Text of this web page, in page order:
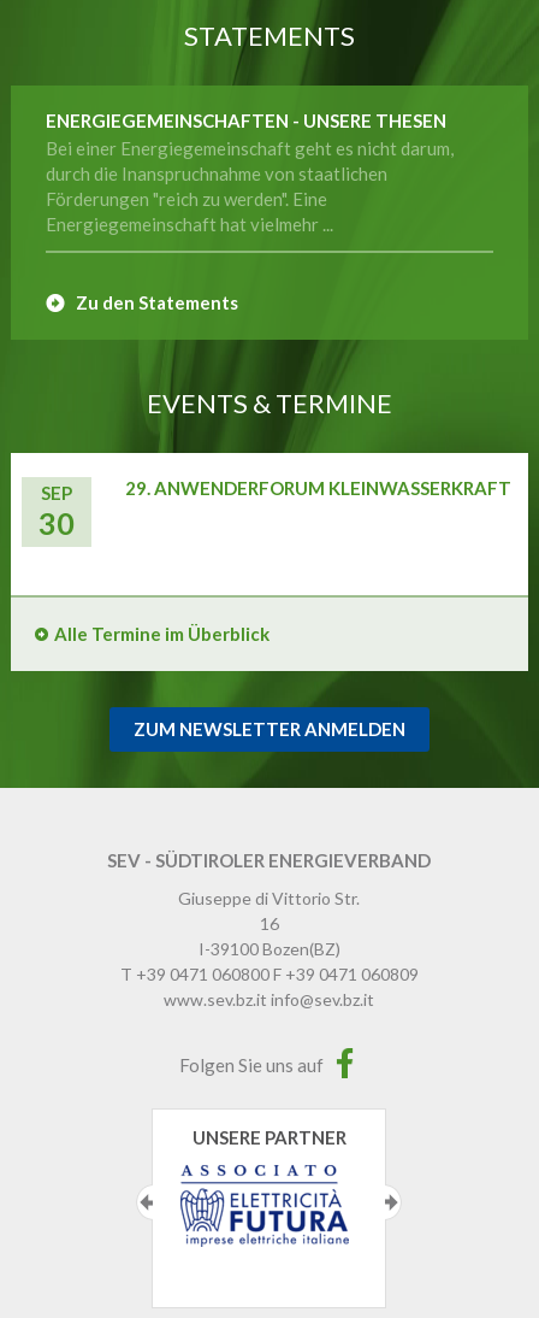
STATEMENTS
ENERGIEGEMEINSCHAFTEN - UNSERE THESEN
Bei einer Energiegemeinschaft geht es nicht darum,
durch die Inanspruchnahme von staatlichen
Förderungen "reich zu werden". Eine
Energiegemeinschaft hat vielmehr ...
Zu den Statements
EVENTS & TERMINE
SEP
30
29. ANWENDERFORUM KLEINWASSERKRAFT
Alle Termine im Überblick
ZUM NEWSLETTER ANMELDEN
SEV - SÜDTIROLER ENERGIEVERBAND
Giuseppe di Vittorio Str.
16
I-39100Bozen(BZ)
T +39 0471 060800F +39 0471 060809
www.sev.bz.it info@sev.bz.it
Folgen Sie uns auf
UNSERE PARTNER